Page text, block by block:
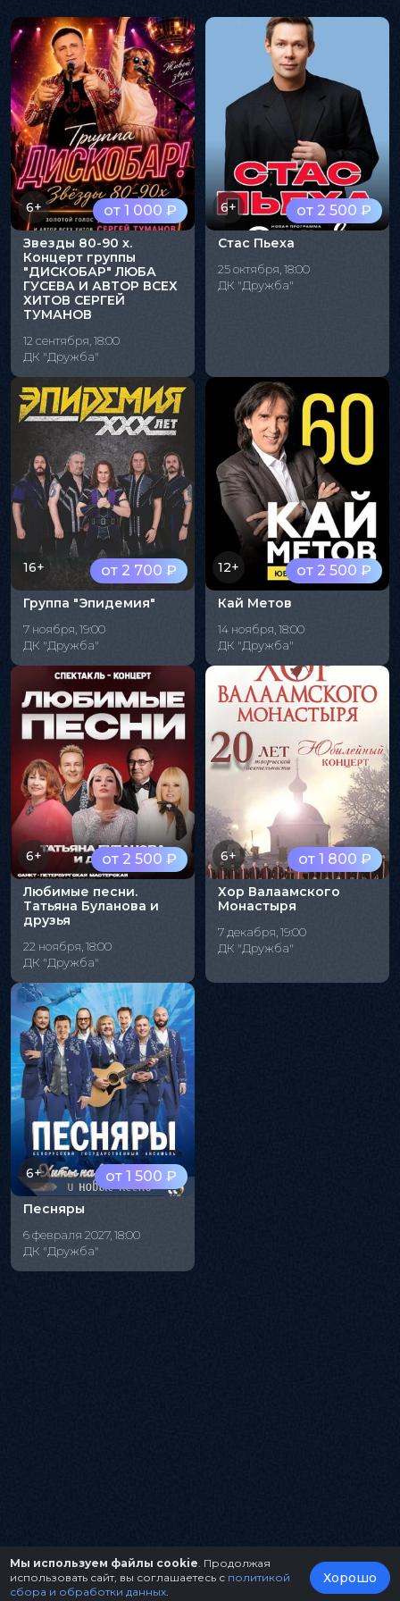
от 1 000 ₽
6+
Звезды 80-90 х.
Концерт группы
"ДИСКОБАР" ЛЮБА
ГУСЕВА И АВТОР ВСЕХ
ХИТОВ СЕРГЕЙ
ТУМАНОВ
12 сентября, 18:00
ДК "Дружба"
от 2 500 ₽
6+
Стас Пьеха
25 октября, 18:00
ДК "Дружба"
от 2 700 ₽
16+
Группа "Эпидемия"
7 ноября, 19:00
ДК "Дружба"
от 2 500 ₽
12+
Кай Метов
14 ноября, 18:00
ДК "Дружба"
от 2 500 ₽
6+
Любимые песни.
Татьяна Буланова и
друзья
22 ноября, 18:00
ДК "Дружба"
от 1 800 ₽
6+
Хор Валаамского
Монастыря
7 декабря, 19:00
ДК "Дружба"
от 1 500 ₽
6+
Песняры
6 февраля 2027, 18:00
ДК "Дружба"
Мы используем файлы cookie . Продолжая
использовать сайт, вы соглашаетесь с политикой
сбора и обработки данных
Хорошо